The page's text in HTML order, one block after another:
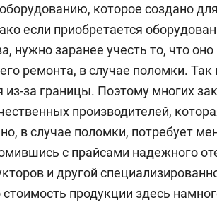
которое создано
если приобретается
нужно заранее учесть то, что
ремонта, в случае поломки. Так
из-за границы. Поэтому многих
производителей,
в случае поломки, потребует
с прайсами надежного
и другой
продукции здесь